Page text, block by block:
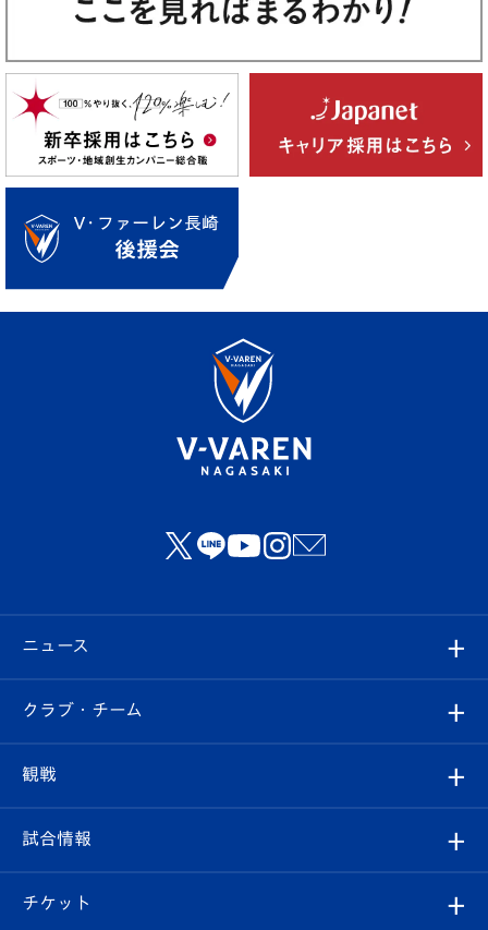
ニュース
すべて
クラブ
試合情報
クラブ・チーム
クラブ概要
観戦
観戦ルール
試合情報
試合日程/結果
チケット